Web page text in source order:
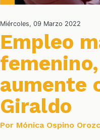
Miércoles, 09 Marzo 2022
Empleo
aumente
Giraldo
Por Mónica Ospino